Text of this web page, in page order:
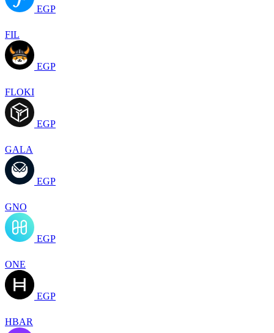
EGP
FIL
EGP
FLOKI
EGP
GALA
EGP
GNO
EGP
ONE
EGP
HBAR